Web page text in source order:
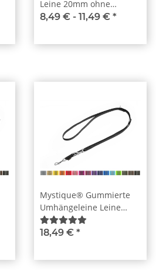
Leine 20mm ohne
Handschlaufe Standard
8,49 € - 11,49 € *
Mystique® Gummierte
Umhängeleine Leine
15mm Standard
Karabiner
18,49 € *